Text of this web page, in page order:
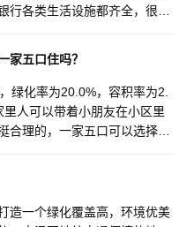
行各类生活设施都齐全，很适
家五口住吗？
绿化率为20.0%，容积率为2.
人可以带着小朋友在小区里
合理的，一家五口可以选择大
造一个绿化覆盖高，环境优美